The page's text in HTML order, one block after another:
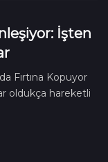
İşten
Fırtına Kopuyor
oldukça hareketli